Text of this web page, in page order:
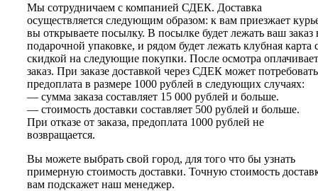
Мы сотрудничаем с компанией СДЕК. Доставка
осуществляется следующим образом: к вам приезжает
вы открываете посылку. В посылке будет лежать ваш заказ
подарочной упаковке, и рядом будет лежать клубная карта
скидкой на следующие покупки. После осмотра
заказ. При заказе доставкой через СДЕК может
предоплата в размере 1000 рублей в следующих случаях:
— сумма заказа составляет 15 000 рублей и больше.
— стоимость доставки составляет 500 рублей и больше.
При отказе от заказа, предоплата 1000 рублей не
возвращается.
Вы можете выбрать свой город, для того что бы узнать
примерную стоимость доставки. Точную стоимость
вам подскажет наш менеджер.